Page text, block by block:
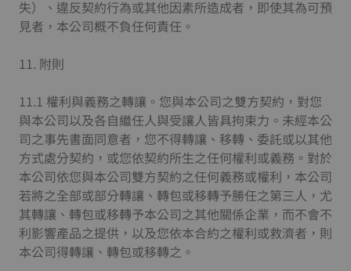
失）、違反契約行為或其他因素所造成者，即使其為可預
見者，本公司概不負任何責任。
11. 附則
11.1 權利與義務之轉讓。您與本公司之雙方契約，對您
與本公司以及各自繼任人與受讓人皆具拘束力。未經本公
司之事先書面同意者，您不得轉讓、移轉、委託或以其他
方式處分契約，或您依契約所生之任何權利或義務。對於
本公司依您與本公司雙方契約之任何義務或權利，本公司
若將之全部或部分轉讓、轉包或移轉予勝任之第三人，尤
其轉讓、轉包或移轉予本公司之其他關係企業，而不會不
利影響產品之提供，以及您依本合約之權利或救濟者，則
本公司得轉讓、轉包或移轉之。